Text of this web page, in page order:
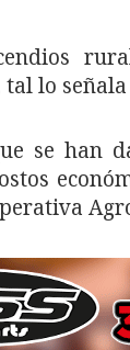
lo señala
se han